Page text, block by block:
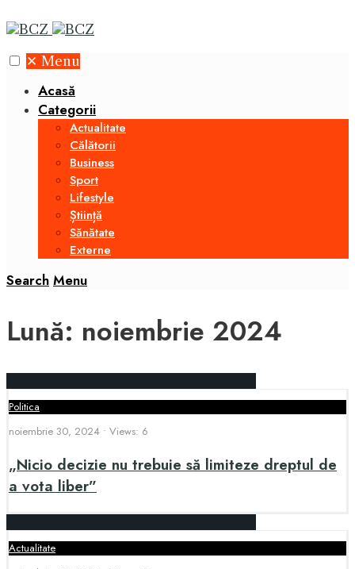
✕ Menu
Acasă
Categorii
Actualitate
Călătorii
Business
Sport
Lifestyle
Știință
Sănătate
Externe
Search Menu
Lună: noiembrie 2024
Politica
noiembrie 30, 2024 • Views: 6
„Nicio decizie nu trebuie să limiteze dreptul de
a vota liber”
Actualitate